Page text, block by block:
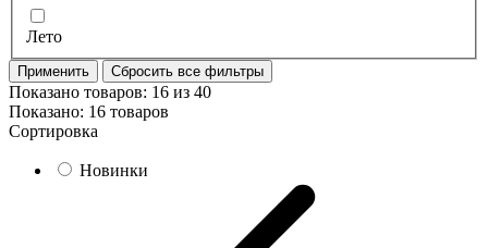
Лето
Применить Сбросить все фильтры
Показано товаров: 16 из 40
Показано: 16 товаров
Сортировка
Новинки